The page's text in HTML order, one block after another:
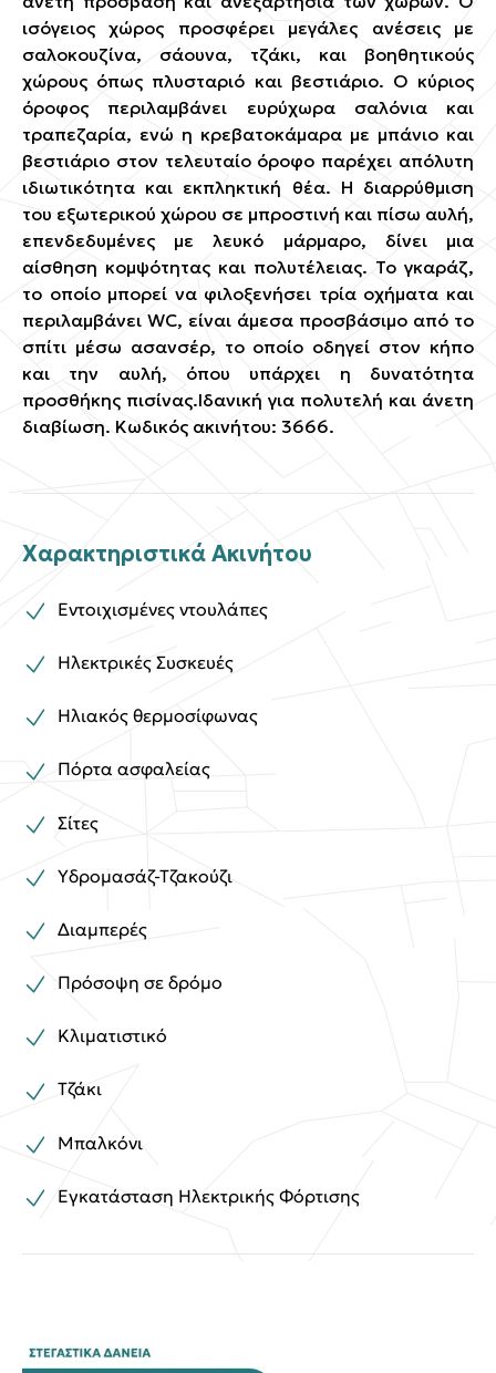
ισόγειος χώρος προσφέρει μεγάλες ανέσεις με
σαλοκουζίνα, σάουνα, τζάκι, και βοηθητικούς
χώρους όπως πλυσταριό και βεστιάριο. Ο κύριος
όροφος περιλαμβάνει ευρύχωρα σαλόνια και
τραπεζαρία, ενώ η κρεβατοκάμαρα με μπάνιο και
βεστιάριο στον τελευταίο όροφο παρέχει απόλυτη
ιδιωτικότητα και εκπληκτική θέα. Η διαρρύθμιση
του εξωτερικού χώρου σε μπροστινή και πίσω αυλή,
επενδεδυμένες με λευκό μάρμαρο, δίνει μια
αίσθηση κομψότητας και πολυτέλειας. Το γκαράζ,
το οποίο μπορεί να φιλοξενήσει τρία οχήματα και
περιλαμβάνει WC, είναι άμεσα προσβάσιμο από το
σπίτι μέσω ασανσέρ, το οποίο οδηγεί στον κήπο
και την αυλή, όπου υπάρχει η δυνατότητα
προσθήκης πισίνας.Ιδανική για πολυτελή και άνετη
διαβίωση. Κωδικός ακινήτου: 3666.
Χαρακτηριστικά Ακινήτου
Εντοιχισμένες ντουλάπες
Ηλεκτρικές Συσκευές
Ηλιακός θερμοσίφωνας
Πόρτα ασφαλείας
Σίτες
Υδρομασάζ-Τζακούζι
Διαμπερές
Πρόσοψη σε δρόμο
Κλιματιστικό
Τζάκι
Μπαλκόνι
Εγκατάσταση Ηλεκτρικής Φόρτισης